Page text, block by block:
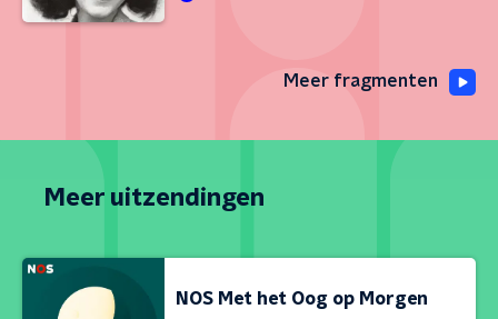
Meer fragmenten
Meer uitzendingen
NOS Met het Oog op Morgen